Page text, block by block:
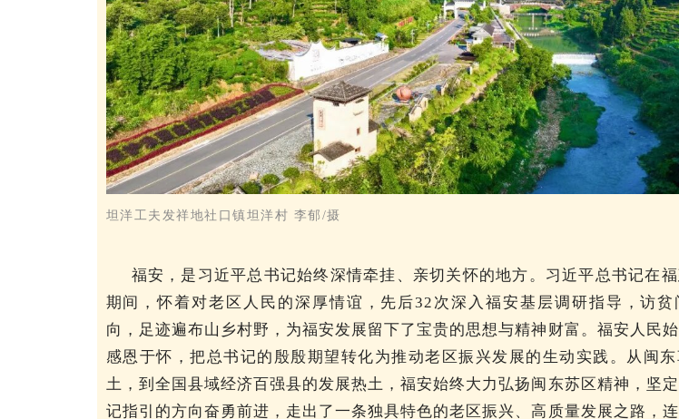
坦洋工夫发祥地社口镇坦洋村 李郁/摄
福安，是习近平总书记始终深情牵挂、亲切关怀的地方。习近平总书记在
期间，怀着对老区人民的深厚情谊，先后32次深入福安基层调研指导，访贫
向， 足迹遍布山乡村野，为福安发展留下了宝贵的思想与精神财富。福安人民始
感恩于怀，把总书记的殷殷期望转化为推动老区振兴发展的生动实践。从闽
土，到全国县域经济百强县的发展热土，福安始终大力弘扬闽东苏区精神，坚
记指引的方向奋勇前进，走出了一条独具特色的老区振兴、高质量发展之路，